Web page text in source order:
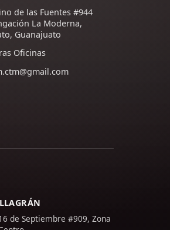
de las Fuentes #944
La Moderna,
Guanajuato
Oficinas
de Septiembre #909, Zona